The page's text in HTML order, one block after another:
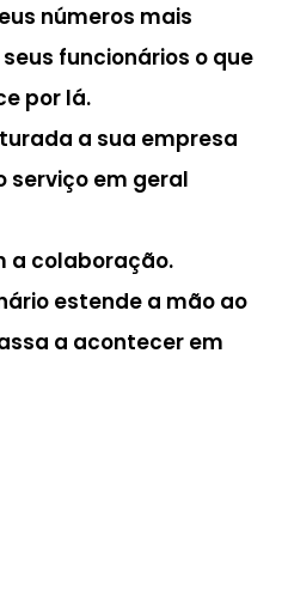
números mais
funcionários o que
por lá.
a sua empresa
serviço em geral
a colaboração.
estende a mão ao
a acontecer em